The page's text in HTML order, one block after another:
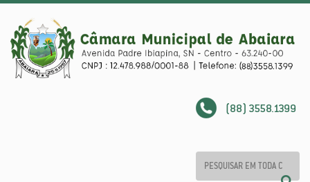
(88) 3558.1399